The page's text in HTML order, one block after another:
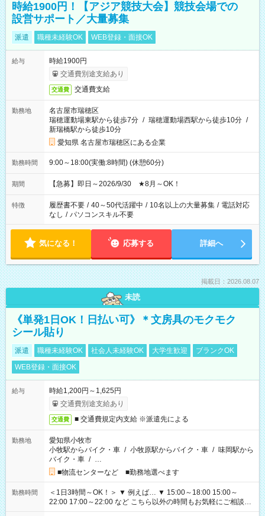
時給1900円！【アジア競技大会】競技会場での
設営サポート／大量募集
派遣 職種未経験OK WEB登録・面接OK
給与
時給1900円
交通費別途支給あり
交通費 交通費支給
勤務地
名古屋市瑞穂区
瑞穂運動場東駅から徒歩7分 / 瑞穂運動場西駅から徒歩10分 /
新瑞橋駅から徒歩10分
愛知県 名古屋市瑞穂区にある企業
勤務時間 9:00～18:00(実働:8時間) (休憩60分)
期間 【急募】即日～2026/9/30 ★8月～OK！
特徴 履歴書不要 / 40～50代活躍中 / 10名以上の大量募集 / 電話対応
なし / パソコンスキル不要
気になる！ 応募する 詳細へ
掲載日：2026.08.07
未読
《単発1日OK！日払い可》＊文房具のモクモク
シール貼り
派遣 職種未経験OK 社会人未経験OK 大学生歓迎
ブランクOK
WEB登録・面接OK
給与
時給1,200円～1,625円
交通費別途支給あり
交通費 ■ 交通費規定内支給 ※派遣先による
勤務地
愛知県小牧市
小牧駅からバイク・車 / 小牧原駅からバイク・車 / 味岡駅から
バイク・車 / …
■物流センターなど ■勤務地選べます
勤務時間
＜1日3時間～OK！＞ ▼ 例えば… ▼ 15:00～18:00 15:00～
22:00 17:00～22:00 など こちら以外の時間もお気軽にご相談く
ださい！